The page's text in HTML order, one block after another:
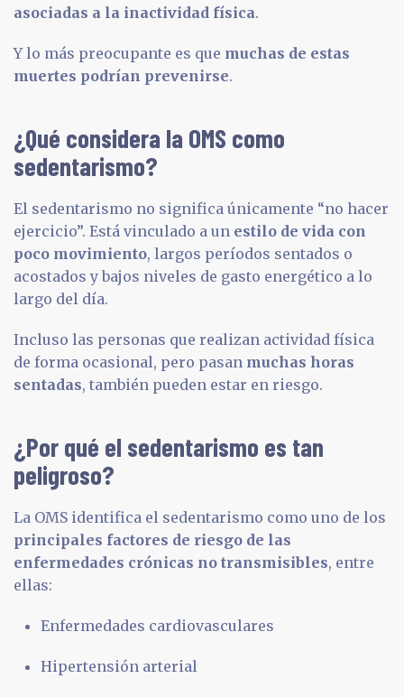
asociadas a la inactividad física.
Y lo más preocupante es que muchas de estas
muertes podrían prevenirse.
¿Qué considera la OMS como
sedentarismo?
El sedentarismo no significa únicamente “no hacer
ejercicio”. Está vinculado a un estilo de vida con
poco movimiento, largos períodos sentados o
acostados y bajos niveles de gasto energético a lo
largo del día.
Incluso las personas que realizan actividad física
de forma ocasional, pero pasan muchas horas
sentadas, también pueden estar en riesgo.
¿Por qué el sedentarismo es tan
peligroso?
La OMS identifica el sedentarismo como uno de los
principales factores de riesgo de las
enfermedades crónicas no transmisibles, entre
ellas:
Enfermedades cardiovasculares
Hipertensión arterial